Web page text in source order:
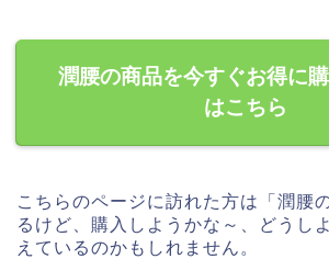
潤腰の商品を今すぐお得に
はこちら
こちらのページに訪れた方は「潤腰
るけど、購入しようかな～、どうし
えているのかもしれません。